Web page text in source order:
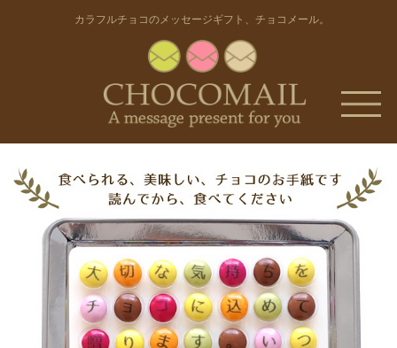
カラフルチョコのメッセージギフト 、チョコメール。